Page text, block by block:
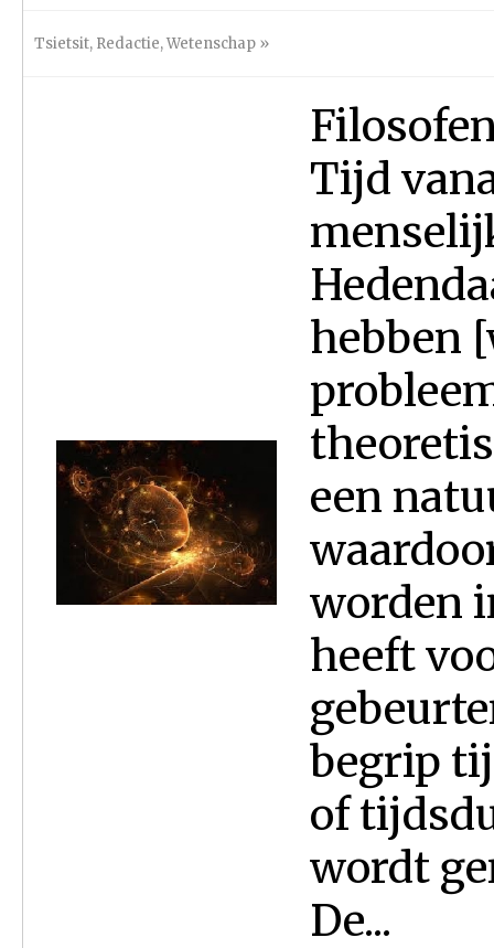
Tsietsit, Redactie,Wetenschap »
Tijd
hebben
een
worden
heeft
begrip
of
wordt
De...